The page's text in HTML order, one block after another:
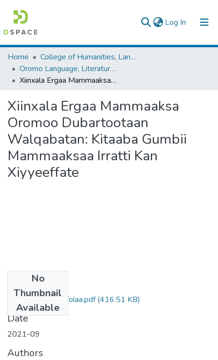
Log In (current)
Colleges, Institutes & Collections
Browse AAU-ETD
Home
College of Humanities, Language Studies, Journalism & Communication
Oromo Language, Literature and Folklore
Xiinxala Ergaa Mammaaksa Oromoo Dubartootaan Walqabatan: Kitaaba Gumbii Mammaaksaa Irratti Kan Xiyyeeffate
Xiinxala Ergaa Mammaaksa
Oromoo Dubartootaan
Walqabatan: Kitaaba Gumbii
Mammaaksaa Irratti Kan
Xiyyeeffate
No
Thumbnail
Available
Haannaa Malkaa Tolaa.pdf(416.51 KB)
Date
2021-09
Authors